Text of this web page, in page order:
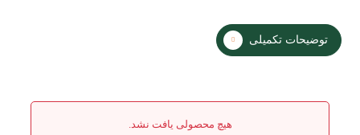
توضیحات تکمیلی
هیچ محصولی یافت نشد.